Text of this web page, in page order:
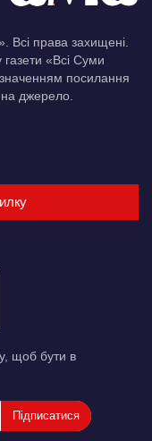
Всі права захищені.
газети «Всі Суми
посилання
на джерело.
щоб бути в
Підписатися